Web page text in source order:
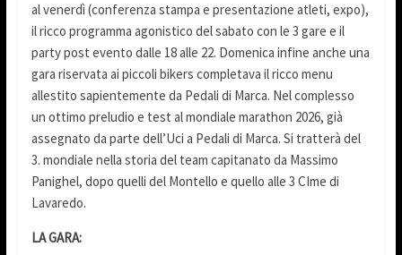
al venerdì (conferenza stampa e presentazione atleti, expo),
il ricco programma agonistico del sabato con le 3 gare e il
party post evento dalle 18 alle 22. Domenica infine anche una
gara riservata ai piccoli bikers completava il ricco menu
allestito sapientemente da Pedali di Marca. Nel complesso
un ottimo preludio e test al mondiale marathon 2026, già
assegnato da parte dell’Uci a Pedali di Marca. Si tratterà del
3. mondiale nella storia del team capitanato da Massimo
Panighel, dopo quelli del Montello e quello alle 3 CIme di
Lavaredo.
LA GARA: